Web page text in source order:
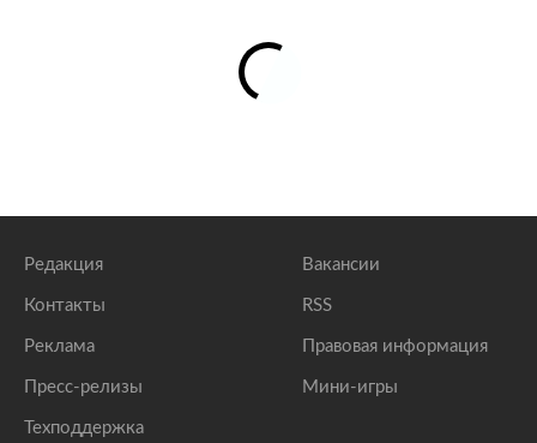
Редакция
Контакты
Реклама
Пресс-релизы
Техподдержка
Вакансии
RSS
Правовая информация
Мини-игры